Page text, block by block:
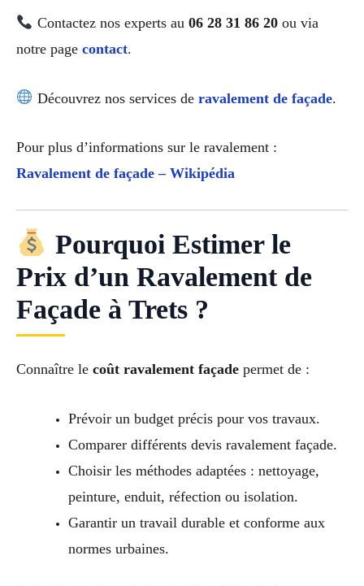
Contactez nos experts au 06 28 31 86 20ou via
notre page contact.
Découvrez nos services de ravalement de façade.
Pour plus d’informations sur le ravalement :
Ravalement de façade – Wikipédia
Pourquoi Estimer le
Prix d’un Ravalement de
Façade à Trets ?
Connaître le coût ravalement façade permet de :
Prévoir un budget précis pour vos travaux.
Comparer différents devis ravalement façade.
Choisir les méthodes adaptées : nettoyage,
peinture, enduit, réfection ou isolation.
Garantir un travail durable et conforme aux
normes urbaines.